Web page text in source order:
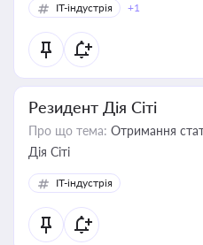
IT-індустрія
+1
Резидент Дія Сіті
Про що тема: Отримання
Дія Сіті
IT-індустрія